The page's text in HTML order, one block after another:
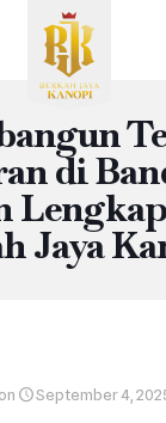
di
Jaya
on September 4,